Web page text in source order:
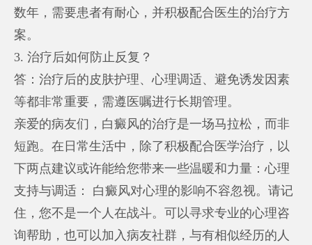
数年，需要患者有耐心，并积极配合医生的治疗方
案。
3. 治疗后如何防止反复？
答：治疗后的皮肤护理、心理调适、避免诱发因素
等都非常重要，需遵医嘱进行长期管理。
亲爱的病友们，白癜风的治疗是一场马拉松，而非
短跑。在日常生活中，除了积极配合医学治疗，以
下两点建议或许能给您带来一些温暖和力量：心理
支持与调适： 白癜风对心理的影响不容忽视。请记
住，您不是一个人在战斗。可以寻求专业的心理咨
询帮助，也可以加入病友社群，与有相似经历的人